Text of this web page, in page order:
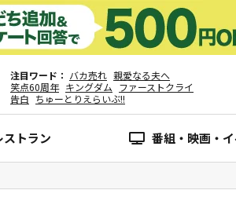
注目ワード バカ売れ 親愛なる夫へ
笑点60周年 キングダム ファーストクライ
告白 ちゅーとりえらいぶ!!
トラン 番組・映画・